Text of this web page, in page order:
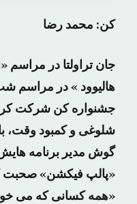
کن: محمد رضا
جان تراولتا در
هالیوود » در مراسم
جشنواره کن شرکت
شلوغی و کمبود وقت، با
گوش مدیر برنامه
«پالپ فیکشن» صحبت
«همه کسانی که می